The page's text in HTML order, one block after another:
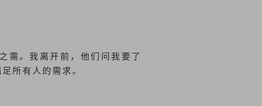
需。我离开前，他们问我要了
所有人的需求。